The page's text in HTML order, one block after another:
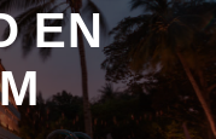
EN